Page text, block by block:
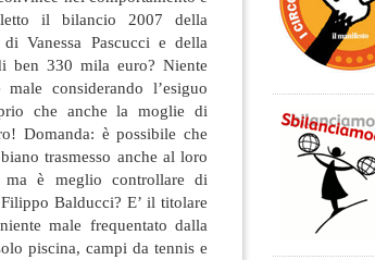
il bilancio 2007 della
Vanessa Pascucci e della
ben 330 mila euro? Niente
considerando l’esiguo
che anche la moglie di
Domanda: è possibile che
trasmesso anche al loro
è meglio controllare di
Balducci? E’ il titolare
male frequentato dalla
piscina, campi da tennis e